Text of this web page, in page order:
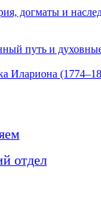
догматы и
путь и
Илариона
отдел